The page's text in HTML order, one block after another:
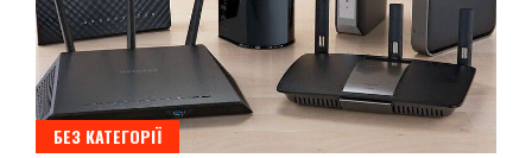
БЕЗ КАТЕГОРІЇ